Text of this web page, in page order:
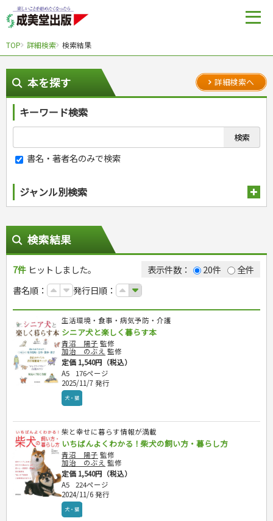
TOP 詳細検索 検索結果
本を探す 詳細検索へ
キーワード検索
書名・著者名のみで検索
ジャンル別検索
スポーツ
スポーツルール
ゴルフ
トレーニング
ジュニアスポーツ
その他スポーツ
自然・アウトドア・ペット
犬・猫
ペット・飼育
園芸・野菜づくり
雑学
ナンプレ
囲碁・将棋・麻雀
ゲーム・マジック
家相・風水・占い
カルチャー・芸術・趣味
鉄道・車・自転車
音楽・楽器
趣味・鑑賞・カメラ
絵画・デッサン
俳句・詩・ことば
辞典・語学
辞典
語学・旅行会話
運転免許
原付・二輪
普通免許
その他免許
生活・暮らし
料理
料理・レシピ
おもてなし・ごちそう料理
各国料理
お弁当
健康メニュー・ダイエット
調理器具クッキング
お菓子・ケーキ・パン
飲み物・お酒
手芸・クラフト
編み物
ソーイング
クラフト
住まい・インテリア・暮らし
インテリア・ハウジング
収納・掃除・暮らし
美容・ファッション
ダイエット・エクササイズ
メイク・ネイル・ヘア
着物・着つけ
冠婚葬祭・手紙・ペン字
冠婚葬祭・スピーチ・マナー
手紙・ペン字
妊娠・出産・育児
妊娠・出産・育児
離乳食・幼児食・こどもレシピ
健康と保育
家庭医学・健康
ツボ・マッサージ
健康知識
栄養事典
生活習慣病
看護・介護
介護一般
パネルシアター
指導マニュアル
児童一般
おりがみ・あやとり
なぞなぞ・ゲーム
占い・心理ゲーム
のりもの・ずかん
読み物・絵本
音と光のでる絵本
学参・ドリル
夏休みドリル
総復習ドリル
学習・地図
自由研究・読書感想文
えんぴつちょう
就職活動
就職活動
就職試験
公務員試験
資格試験
検定試験・資格試験
英語検定・TOEIC
漢字検定・数学検定
簿記検定
看護・薬学
ケアマネジャー
介護・社会福祉士
保育士
司法書士・社労士
行政書士・宅建
FP
衛生管理・運行管理
建築・土木
電気・危険物
ビジネス
経営・経済・法律
マネー・株・資産
ビジネス・法律
簿記・経理・税金・保険
自己啓発
自己啓発
ビジネス読み物
旅行・歴史
国内・海外旅行
国外旅行
国内旅行
散歩・グルメ
地理・歴史
地理・地図
歴史
文庫
その他文庫
ダイアリー
ダイアリー
プラチナダイアリー プレステージ
検索結果
7件 ヒットしました。 表示件数： 20件
全件
書名順：
発行日順：
生活環境・食事・病気予防・介護
シニア犬と楽しく暮らす本
青沼 陽子 監修
加治 のぶえ 監修
定価 1,540円（税込）
A5
176ページ
2025/11/7 発行
犬・猫
柴と幸せに暮らす情報が満載
いちばんよくわかる！柴犬の飼い方・暮らし方
青沼 陽子 監修
加治 のぶえ 監修
定価 1,540円（税込）
A5
224ページ
2024/11/6 発行
犬・猫